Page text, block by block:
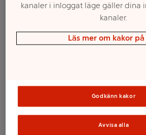
Kefir Hallon
Laktosfri
Varumärke
Valio
kanaler i inloggat läge gäller dina
kanaler.
Läs mer om kakor på
Godkänn kakor
Avvisa alla